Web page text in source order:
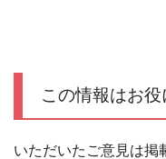
この情報はお
いただいたご意見は掲